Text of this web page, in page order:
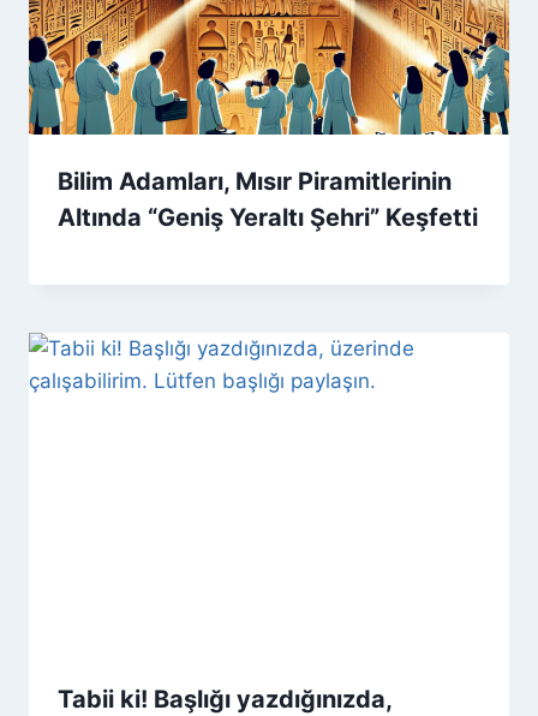
Bilim Adamları, Mısır Piramitlerinin
Altında “Geniş Yeraltı Şehri” Keşfetti
Tabii ki! Başlığı yazdığınızda,